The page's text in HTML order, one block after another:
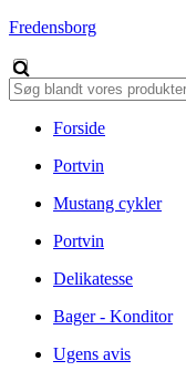
Fredensborg
Forside
Portvin
Mustang cykler
Portvin
Delikatesse
Bager - Konditor
Ugens avis